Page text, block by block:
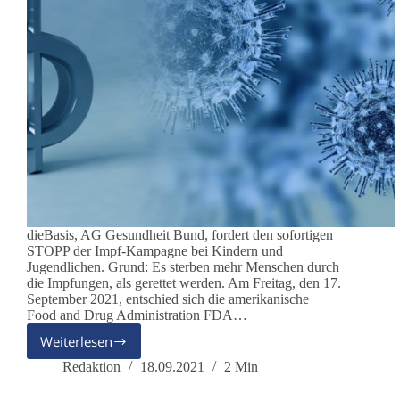
dieBasis, AG Gesundheit Bund, fordert den sofortigen
STOPP der Impf-Kampagne bei Kindern und
Jugendlichen. Grund: Es sterben mehr Menschen durch
die Impfungen, als gerettet werden. Am Freitag, den 17.
September 2021, entschied sich die amerikanische
Food and Drug Administration FDA…
Weiterlesen
„Pfizer
(Biontech)-
Redaktion 18.09.2021 2 Min